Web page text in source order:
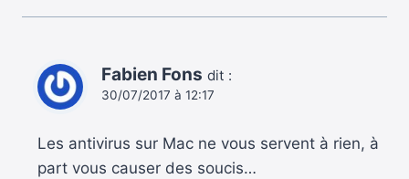
Fabien Fons dit :
30/07/2017 à 12:17
Les antivirus sur Mac ne vous servent à rien, à
part vous causer des soucis…